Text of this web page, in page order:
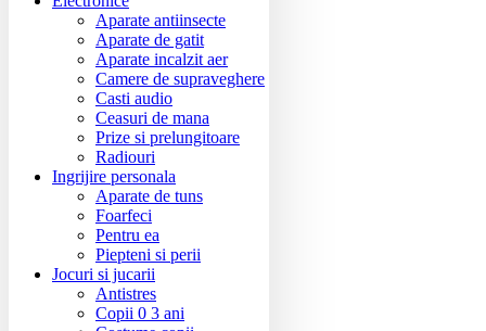
Aparate antiinsecte
Aparate de gatit
Aparate incalzit aer
Camere de supraveghere
Casti audio
Ceasuri de mana
Prize si prelungitoare
Radiouri
Ingrijire personala
Aparate de tuns
Foarfeci
Pentru ea
Piepteni si perii
Jocuri si jucarii
Antistres
Copii 0 3 ani